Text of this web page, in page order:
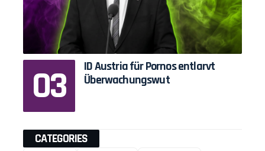
ID Austria für Pornos entlarvt
Überwachungswut
CATEGORIES